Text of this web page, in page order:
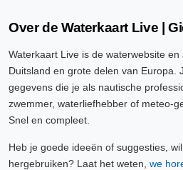
Over de Waterkaart Live |
Waterkaart Live is de waterwebsite en
Duitsland en grote delen van Europa.
gegevens die je als nautische
zwemmer, waterliefhebber of meteo-
Snel en compleet.
Heb je goede ideeën of suggesties,
hergebruiken? Laat het weten, we